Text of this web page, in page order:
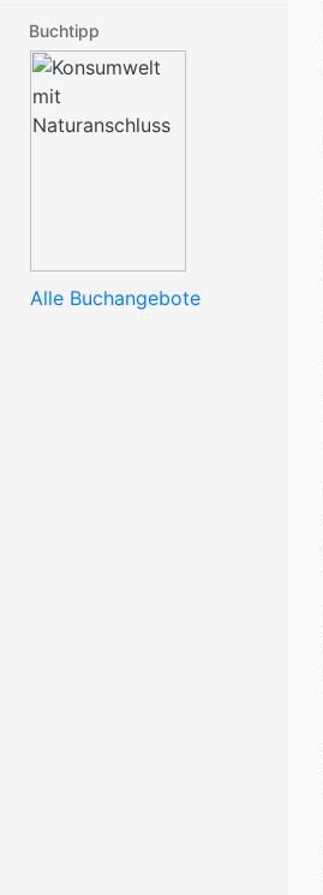
Buchtipp
Alle Buchangebote